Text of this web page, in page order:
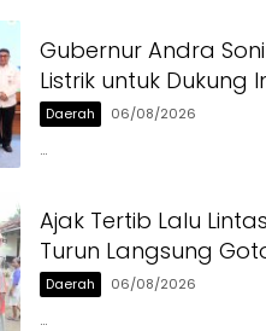
Gubernur Andra
Listrik untuk Dukung
Daerah 06/08/2026
…
Ajak Tertib Lalu
Turun Langsung
Daerah 06/08/2026
…